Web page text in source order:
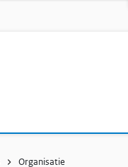
Organisatie